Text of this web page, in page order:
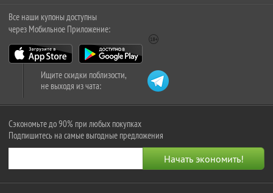
Все наши купоны доступны
через Мобильное Приложение:
Ищите скидки поблизости,
не выходя из чата:
Сэкономьте до 90% при любых покупках
Подпишитесь на самые выгодные предложения